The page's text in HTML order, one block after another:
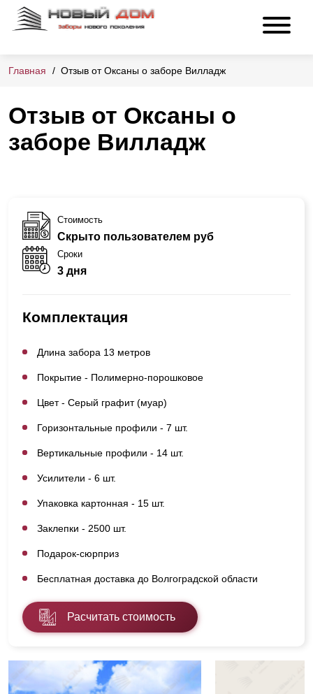
Главная Отзыв от Оксаны о заборе Вилладж
Отзыв от Оксаны о
заборе Вилладж
Стоимость
Скрыто пользователем руб
Сроки
3 дня
Комплектация
Длина забора 13 метров
Покрытие - Полимерно-порошковое
Цвет - Серый графит (муар)
Горизонтальные профили - 7 шт.
Вертикальные профили - 14 шт.
Усилители - 6 шт.
Упаковка картонная - 15 шт.
Заклепки - 2500 шт.
Подарок-сюрприз
Бесплатная доставка до Волгоградской области
Расчитать стоимость